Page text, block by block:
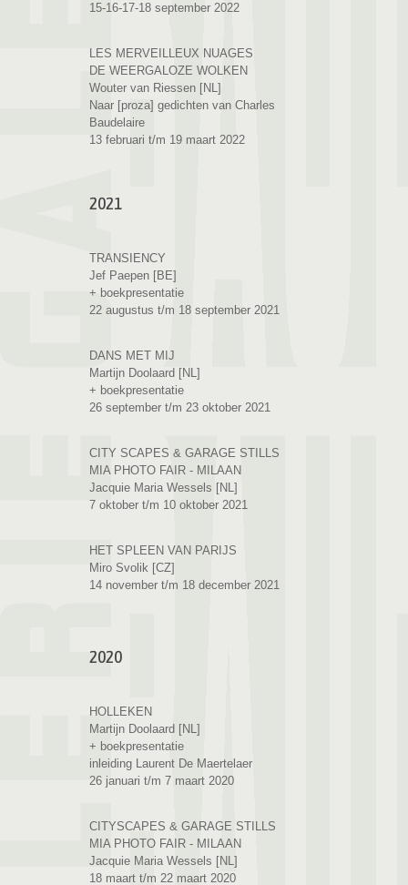
15-16-17-18 september 2022
LES MERVEILLEUX NUAGES
DE WEERGALOZE WOLKEN
Wouter van Riessen [NL]
Naar [proza] gedichten van Charles
Baudelaire
13 februari t/m 19 maart 2022
2021
TRANSIENCY
Jef Paepen [BE]
+ boekpresentatie
22 augustus t/m 18 september 2021
DANS MET MIJ
Martijn Doolaard [NL]
+ boekpresentatie
26 september t/m 23 oktober 2021
CITY SCAPES & GARAGE STILLS
MIA PHOTO FAIR - MILAAN
Jacquie Maria Wessels [NL]
7 oktober t/m 10 oktober 2021
HET SPLEEN VAN PARIJS
Miro Svolik [CZ]
14 november t/m 18 december 2021
2020
HOLLEKEN
Martijn Doolaard [NL]
+ boekpresentatie
inleiding Laurent De Maertelaer
26 januari t/m 7 maart 2020
CITYSCAPES & GARAGE STILLS
MIA PHOTO FAIR - MILAAN
Jacquie Maria Wessels [NL]
18 maart t/m 22 maart 2020